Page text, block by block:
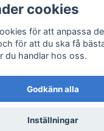
Recensera produkt
cookies
för att anpassa
för att du ska få
du handlar hos oss.
Godkänn alla
Inställningar